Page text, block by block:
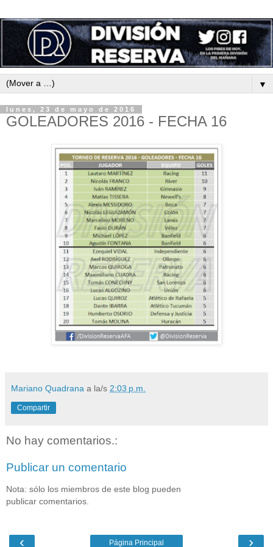
▼
lunes, 23 de mayo de 2016
GOLEADORES 2016 - FECHA 16
Mariano Quadrana a la/s 2:03 p.m.
Compartir
No hay comentarios.:
Publicar un comentario
Nota: sólo los miembros de este blog pueden
publicar comentarios.
‹ ›
Página Principal